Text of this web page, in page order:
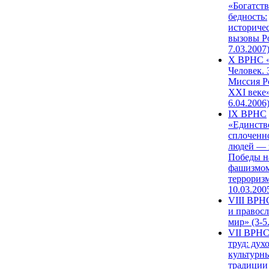
бедность:
вызовы
7.03.2007)
X ВРНС
Человек.
Миссия
XXI
6.04.2006)
IX ВРНС
людей —
Победы
VIII
и
мир» (3-
VII ВРНС
труд: